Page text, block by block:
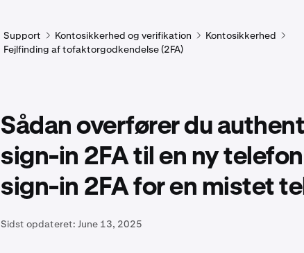
Support Kontosikkerhed og verifikation
Kontosikkerhed
Fejlfinding af tofaktorgodkendelse (2FA)
Sådan overfører du
sign-in 2FA til en ny
sign-in 2FA for en mistet
Sidst opdateret: June 13, 2025